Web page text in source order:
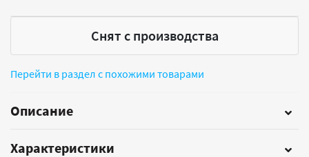
Снят с производства
Перейти в раздел с похожими товарами
Описание
Характеристики